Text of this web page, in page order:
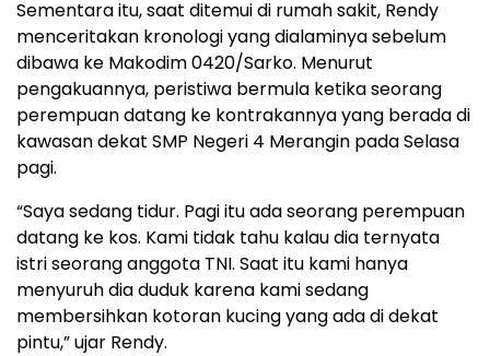
Sementara itu, saat ditemui di rumah sakit, Rendy
menceritakan kronologi yang dialaminya sebelum
dibawa ke Makodim 0420/Sarko. Menurut
pengakuannya, peristiwa bermula ketika seorang
perempuan datang ke kontrakannya yang berada di
kawasan dekat SMP Negeri 4 Merangin pada Selasa
pagi.
“Saya sedang tidur. Pagi itu ada seorang perempuan
datang ke kos. Kami tidak tahu kalau dia ternyata
istri seorang anggota TNI. Saat itu kami hanya
menyuruh dia duduk karena kami sedang
membersihkan kotoran kucing yang ada di dekat
pintu,” ujar Rendy.